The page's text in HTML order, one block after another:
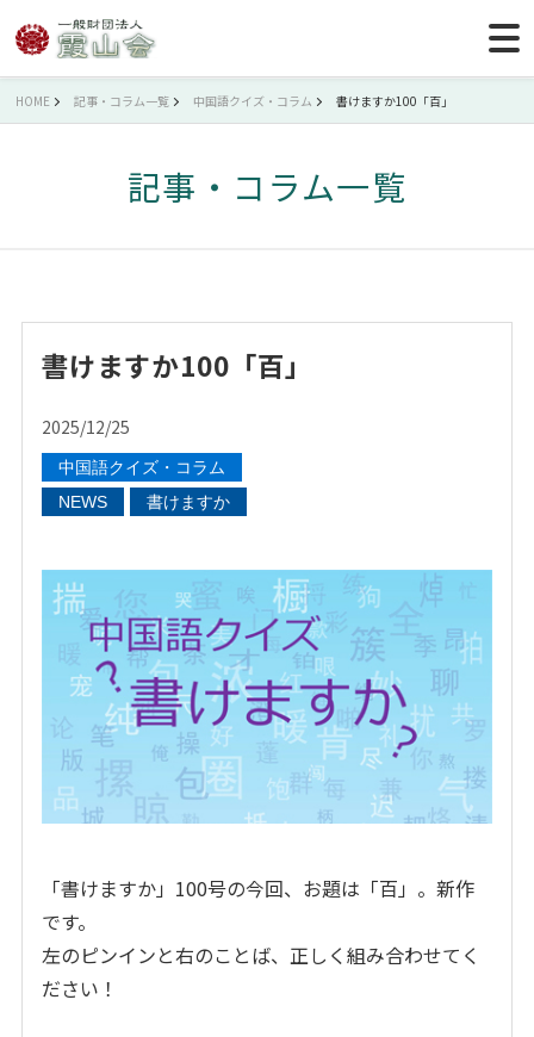
HOME 記事・コラム一覧 中国語クイズ・コラム 書けますか100「百」
記事・コラム一覧
書けますか100「百」
2025/12/25
中国語クイズ・コラム
NEWS
書けますか
「書けますか」100号の今回、お題は「百」。新作
です。
左のピンインと右のことば、正しく組み合わせてく
ださい！